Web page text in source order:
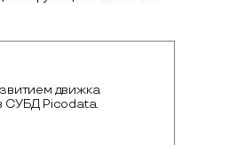
движка
СУБД Picodata.